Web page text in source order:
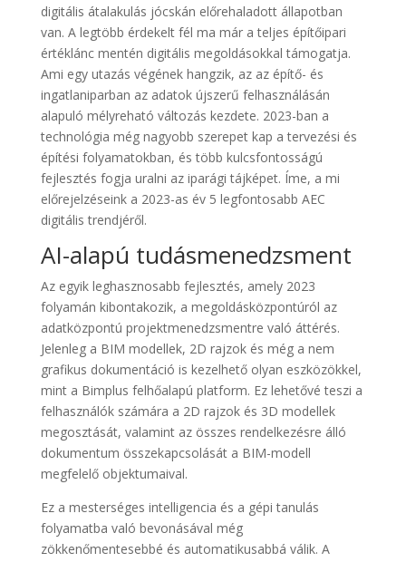
digitális átalakulás jócskán előrehaladott állapotban
van. A legtöbb érdekelt fél ma már a teljes építőipari
értéklánc mentén digitális megoldásokkal támogatja.
Ami egy utazás végének hangzik, az az építő- és
ingatlaniparban az adatok újszerű felhasználásán
alapuló mélyreható változás kezdete. 2023-ban a
technológia még nagyobb szerepet kap a tervezési és
építési folyamatokban, és több kulcsfontosságú
fejlesztés fogja uralni az iparági tájképet. Íme, a mi
előrejelzéseink a 2023-as év 5 legfontosabb AEC
digitális trendjéről.
AI-alapú tudásmenedzsment
Az egyik leghasznosabb fejlesztés, amely 2023
folyamán kibontakozik, a megoldásközpontúról az
adatközpontú projektmenedzsmentre való áttérés.
Jelenleg a BIM modellek, 2D rajzok és még a nem
grafikus dokumentáció is kezelhető olyan eszközökkel,
mint a Bimplus felhőalapú platform. Ez lehetővé teszi a
felhasználók számára a 2D rajzok és 3D modellek
megosztását, valamint az összes rendelkezésre álló
dokumentum összekapcsolását a BIM-modell
megfelelő objektumaival.
Ez a mesterséges intelligencia és a gépi tanulás
folyamatba való bevonásával még
zökkenőmentesebbé és automatikusabbá válik. A